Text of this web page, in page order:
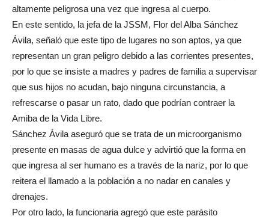
altamente peligrosa una vez que ingresa al cuerpo.
En este sentido, la jefa de la JSSM, Flor del Alba Sánchez
Ávila, señaló que este tipo de lugares no son aptos, ya que
representan un gran peligro debido a las corrientes presentes,
por lo que se insiste a madres y padres de familia a supervisar
que sus hijos no acudan, bajo ninguna circunstancia, a
refrescarse o pasar un rato, dado que podrían contraer la
Amiba de la Vida Libre.
Sánchez Ávila aseguró que se trata de un microorganismo
presente en masas de agua dulce y advirtió que la forma en
que ingresa al ser humano es a través de la nariz, por lo que
reitera el llamado a la población a no nadar en canales y
drenajes.
Por otro lado, la funcionaria agregó que este parásito